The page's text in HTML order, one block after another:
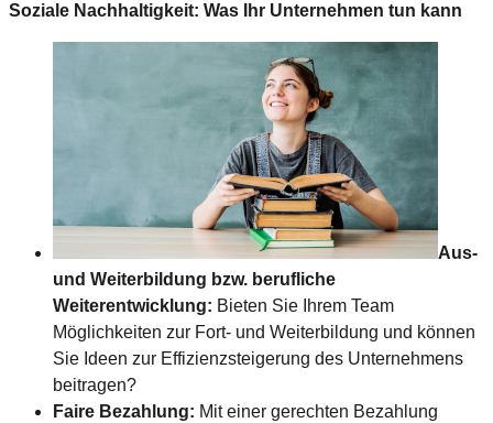
Soziale Nachhaltigkeit: Was Ihr Unternehmen tun kann
Aus-
und Weiterbildung bzw. berufliche
Weiterentwicklung: Bieten Sie Ihrem Team
Möglichkeiten zur Fort- und Weiterbildung und können
Sie Ideen zur Effizienzsteigerung des Unternehmens
beitragen?
Faire Bezahlung: Mit einer gerechten Bezahlung